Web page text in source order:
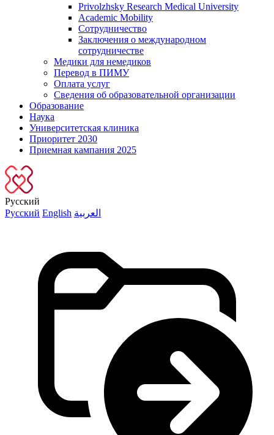
Privolzhsky Research Medical University
Academic Mobility
Сотрудничество
Заключения о международном
сотрудничестве
Медики для немедиков
Перевод в ПИМУ
Оплата услуг
Сведения об образовательной организации
Образование
Наука
Университетская клиника
Приоритет 2030
Приемная кампания 2025
Русский
Русский English العربية